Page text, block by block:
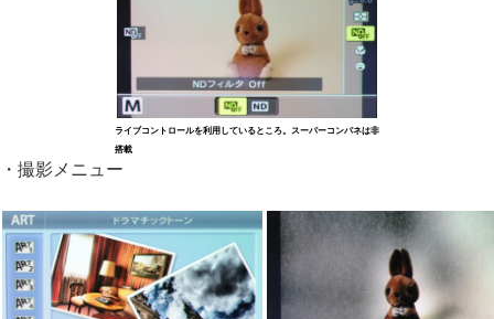
ライブコントロールを利用しているところ。スーパーコンパネは非
搭載
・撮影メニュー